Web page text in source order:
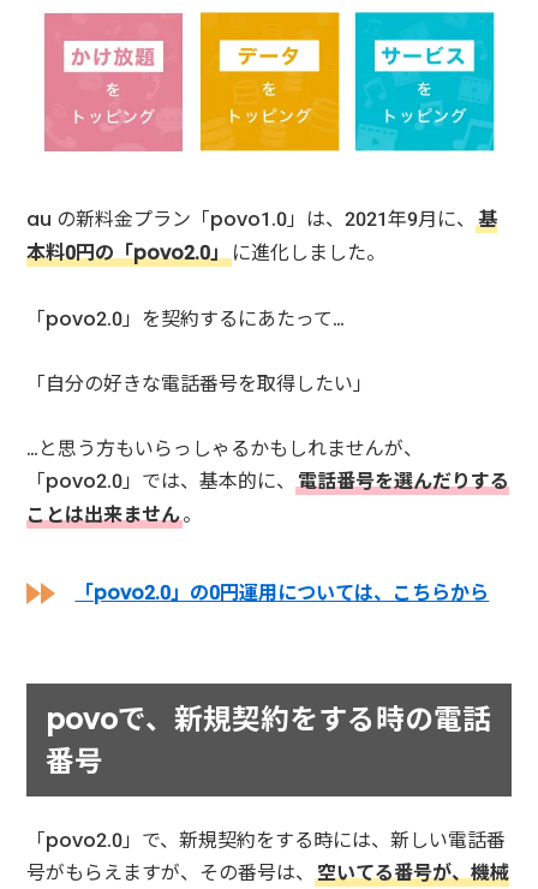
au の新料金プラン「povo1.0」は、2021年9月に、基
本料0円の「povo2.0」に進化しました。
「povo2.0」を契約するにあたって…
「自分の好きな電話番号を取得したい」
…と思う方もいらっしゃるかもしれませんが、
「povo2.0」では、基本的に、電話番号を選んだりする
ことは出来ません。
「povo2.0」の0円運用については、こちらから
povoで、新規契約をする時の電話
番号
「povo2.0」で、新規契約をする時には、新しい電話番
号がもらえますが、その番号は、空いてる番号が、機械